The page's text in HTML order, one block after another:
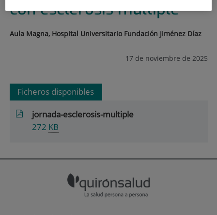
con esclerosis múltiple
Aula Magna, Hospital Universitario Fundación Jiménez Díaz
17 de noviembre de 2025
Ficheros disponibles
jornada-esclerosis-multiple
272 KB